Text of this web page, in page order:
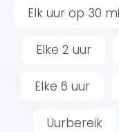
Elk uur op 30
Elke 2 uur
Elke 6 uur
Uurbereik